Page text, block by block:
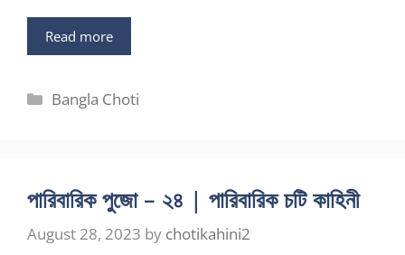
Read more
Categories
Bangla Choti
পারিবারিক পুজো – ২৪ | পারিবারিক চটি কাহিনী
August 28, 2023 by chotikahini2